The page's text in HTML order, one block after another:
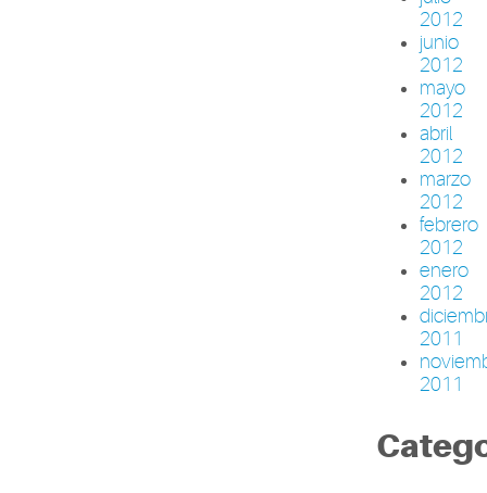
2012
junio
2012
mayo
2012
abril
2012
marzo
2012
febrero
2012
enero
2012
2011
2011